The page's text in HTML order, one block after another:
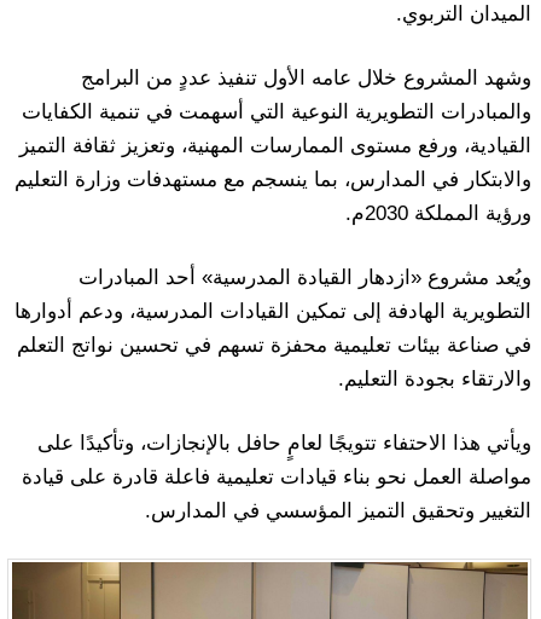
الميدان التربوي.
وشهد المشروع خلال عامه الأول تنفيذ عددٍ من البرامج
والمبادرات التطويرية النوعية التي أسهمت في تنمية الكفايات
القيادية، ورفع مستوى الممارسات المهنية، وتعزيز ثقافة التميز
والابتكار في المدارس، بما ينسجم مع مستهدفات وزارة التعليم
ورؤية المملكة 2030م.
ويُعد مشروع «ازدهار القيادة المدرسية» أحد المبادرات
التطويرية الهادفة إلى تمكين القيادات المدرسية، ودعم أدوارها
في صناعة بيئات تعليمية محفزة تسهم في تحسين نواتج التعلم
والارتقاء بجودة التعليم.
ويأتي هذا الاحتفاء تتويجًا لعامٍ حافل بالإنجازات، وتأكيدًا على
مواصلة العمل نحو بناء قيادات تعليمية فاعلة قادرة على قيادة
التغيير وتحقيق التميز المؤسسي في المدارس.